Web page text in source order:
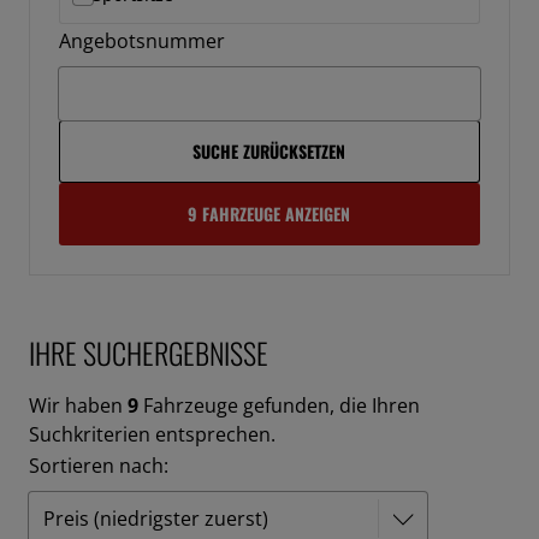
Angebotsnummer
SUCHE ZURÜCKSETZEN
9 FAHRZEUGE ANZEIGEN
IHRE SUCHERGEBNISSE
Wir haben 9 Fahrzeuge gefunden, die Ihren
Suchkriterien entsprechen.
Sortieren nach: